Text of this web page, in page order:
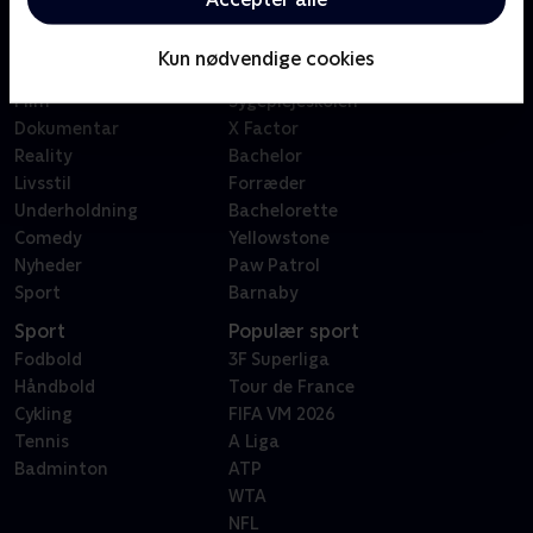
Kun nødvendige cookies
Kategorier
Film
Dokumentar
Reality
Livsstil
Underholdning
Comedy
Nyheder
Sport
Badehotellet
Sygeplejeskolen
X Factor
Bachelor
Forræder
Bachelorette
Yellowstone
Paw Patrol
Barnaby
Sport
Fodbold
Håndbold
Cykling
Tennis
Badminton
Populær sport
3F Superliga
Tour de France
FIFA VM 2026
A Liga
ATP
WTA
NFL